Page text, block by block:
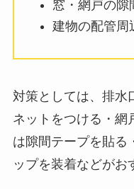
窓・網戸の隙
建物の配管周
対策としては、排水
ネットをつける・網
は隙間テープを貼る
ップを装着などがお